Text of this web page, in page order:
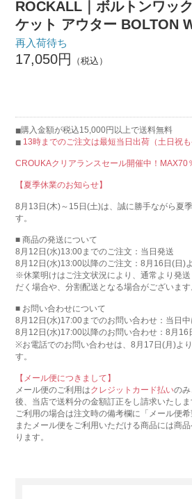
ROCKALL｜ボルトンワッ
ケット アウター BOLTON
再入荷待ち
17,050円
購入金額が税込15,000円以上で送料無料
13時までのご注文は最短当日出荷（土日祝も
CROUKAクリアランスセール開催中！MAX70
【夏季休業のお知らせ】
8月13日(木)～15日(土)は、誠に勝手ながら夏
す。
■ 商品の発送について
8月12日(水)13:00までのご注文：当日発送
8月12日(水)13:00以降のご注文：8月16日(日)
※休業明けはご注文状況により、通常より発
だく場合や、分割配送となる場合がございます
■ お問い合わせについて
8月12日(水)17:00までのお問い合わせ：当日
8月12日(水)17:00以降のお問い合わせ：8月16
※お電話でのお問い合わせは、8月17日(月)よ
す。
【メール便につきまして】
メール便のご利用はクレジットカード払いの
後、当店で送料分の金額訂正をし請求いたしま
ご利用の場合は注文時の備考欄に「メール便希
またメール便をご利用いただける商品には商
ります。